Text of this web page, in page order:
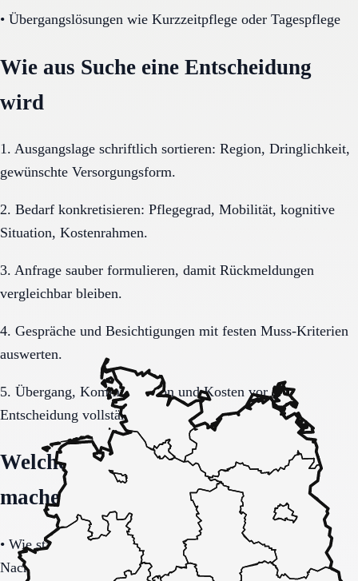
• Übergangslösungen wie Kurzzeitpflege oder Tagespflege
Wie aus Suche eine Entscheidung
wird
1. Ausgangslage schriftlich sortieren: Region, Dringlichkeit,
gewünschte Versorgungsform.
2. Bedarf konkretisieren: Pflegegrad, Mobilität, kognitive
Situation, Kostenrahmen.
3. Anfrage sauber formulieren, damit Rückmeldungen
vergleichbar bleiben.
4. Gespräche und Besichtigungen mit festen Muss-Kriterien
auswerten.
5. Übergang, Kommunikation und Kosten vor der
Entscheidung vollständig klären.
Welche Fragen den Unterschied
machen
• Wie stabil ist die Pflegeorganisation im Tages- und
Nachtverlauf?